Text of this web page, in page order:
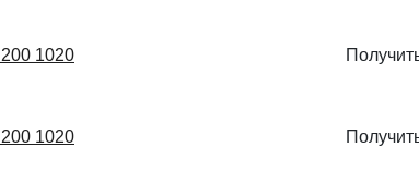
1020
1020